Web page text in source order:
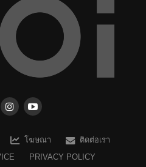
โฆษณา
ติดต่อเรา
PRIVACY POLICY